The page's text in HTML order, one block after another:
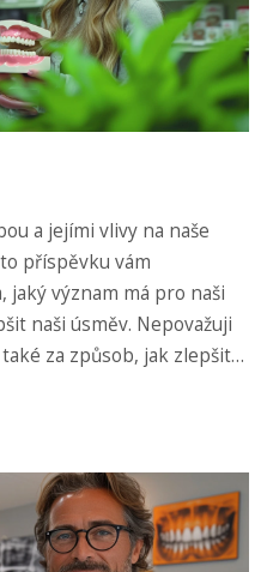
a jejími vlivy na naše
příspěvku vám
jaký význam má pro naši
naši úsměv. Nepovažuji
za způsob, jak zlepšit